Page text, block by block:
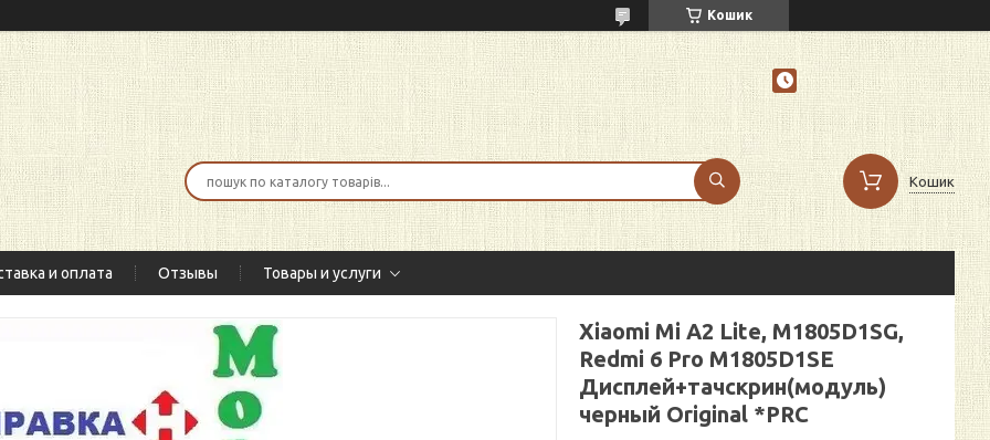
Кошик
Кошик
и оплата Отзывы Товары и услуги
Xiaomi Mi A2 Lite, M1805D1SG,
Redmi 6 Pro M1805D1SE
Дисплей+тачскрин(модуль)
черный Original *PRC